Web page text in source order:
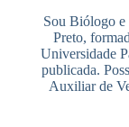
Sou Biólogo e
Preto,
Universidade
publicada.
Auxiliar de